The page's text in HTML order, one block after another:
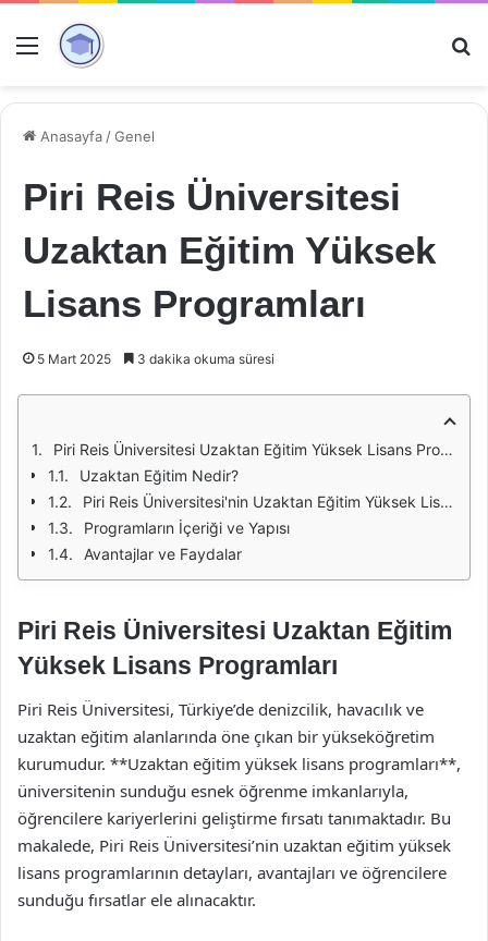
Menü
Anasayfa /Genel
Piri Reis Üniversitesi
Uzaktan Eğitim Yüksek
Lisans Programları
5 Mart 2025 3 dakika okuma süresi
Piri Reis Üniversitesi Uzaktan Eğitim Yüksek Lisans Programları
Uzaktan Eğitim Nedir?
Piri Reis Üniversitesi'nin Uzaktan Eğitim Yüksek Lisans Programları
Programların İçeriği ve Yapısı
Avantajlar ve Faydalar
Piri Reis Üniversitesi Uzaktan Eğitim
Yüksek Lisans Programları
Piri Reis Üniversitesi, Türkiye’de denizcilik, havacılık ve
uzaktan eğitim alanlarında öne çıkan bir yükseköğretim
kurumudur. **Uzaktan eğitim yüksek lisans programları**,
üniversitenin sunduğu esnek öğrenme imkanlarıyla,
öğrencilere kariyerlerini geliştirme fırsatı tanımaktadır. Bu
makalede, Piri Reis Üniversitesi’nin uzaktan eğitim yüksek
lisans programlarının detayları, avantajları ve öğrencilere
sunduğu fırsatlar ele alınacaktır.